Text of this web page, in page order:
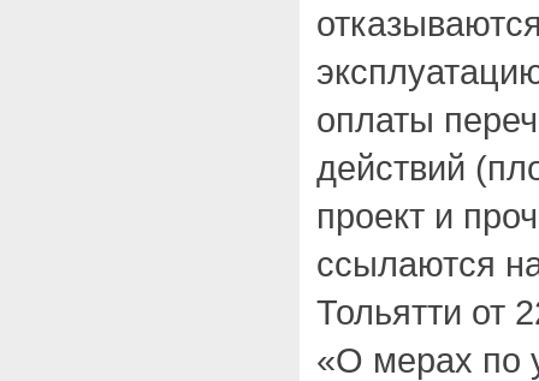
оплаты
действий
проект и
ссылаются
Тольятти от
«О мерах по